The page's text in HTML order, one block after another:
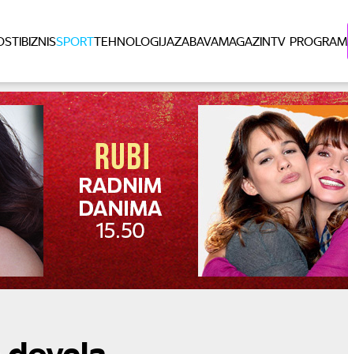
BIZNISSPORTTEHNOLOGIJAZABAVAMAGAZINTV PROGRAM